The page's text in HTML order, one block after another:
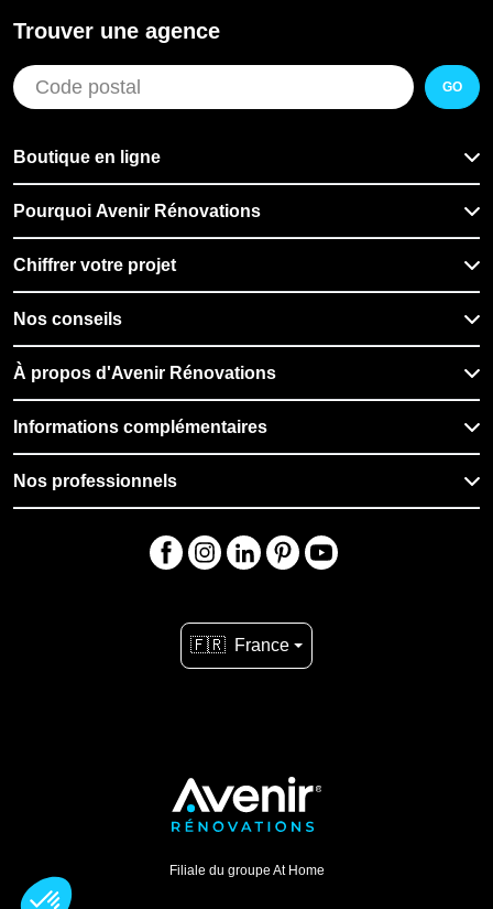
Trouver une agence
GO
Boutique en ligne
Pourquoi Avenir Rénovations
Chiffrer votre projet
Nos conseils
À propos d'Avenir Rénovations
Informations complémentaires
Nos professionnels
🇫🇷 France
Filiale du groupe At Home